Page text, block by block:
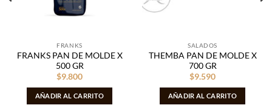
FRANKS
FRANKS PAN DE MOLDE X
500 GR
$9.800
AÑADIR AL CARRITO
SALADOS
THEMBA PAN DE MOLDE X
700 GR
$9.590
AÑADIR AL CARRITO